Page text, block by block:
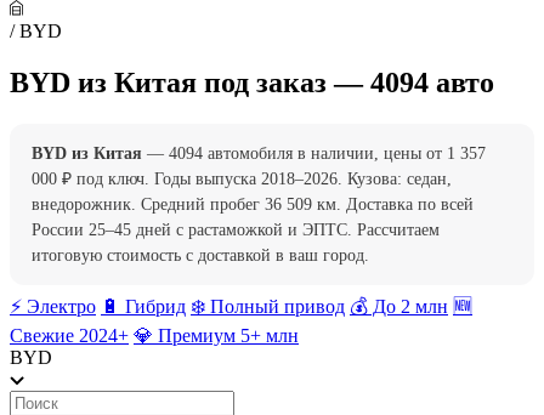
/BYD
BYD из Китая под заказ — 4094 авто
BYD из Китая — 4094 автомобиля в наличии, цены от 1 357
000 ₽ под ключ. Годы выпуска 2018–2026. Кузова: седан,
внедорожник. Средний пробег 36 509 км. Доставка по всей
России 25–45 дней с растаможкой и ЭПТС. Рассчитаем
итоговую стоимость с доставкой в ваш город.
⚡️ Электро 🔋 Гибрид ❄️ Полный привод 💰 До 2 млн 🆕
Свежие 2024+ 💎 Премиум 5+ млн
BYD